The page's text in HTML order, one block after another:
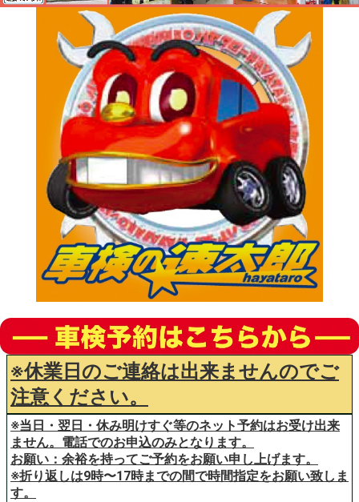
※休業日のご連絡は出来ませんのでご
注意ください。
※当日・翌日・休み明けすぐ等のネット予約はお受け出来
ません。電話でのお申込のみとなります。
お願い：余裕を持ってご予約をお願い申し上げます。
※折り返しは9時〜17時までの間で時間指定をお願い致しま
す。